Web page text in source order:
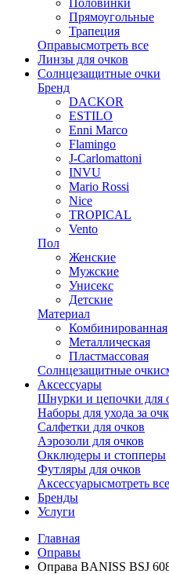
Прямоугольные
Трапеция
Оправысмотреть все
Линзы для очков
Солнцезащитные очки
Бренд
DACKOR
ESTILO
Enni Marco
Flamingo
J-Carlomattoni
INVU
Mario Rossi
Nice
TROPICAL
Vento
Пол
Женские
Мужские
Унисекс
Детские
Материал
Комбинированная
Металлическая
Пластмассовая
Солнцезащитные очки
Аксессуары
Шнурки и цепочки для
Наборы для ухода за
Салфетки для очков
Аэрозоли для очков
Окклюдеры и стопперы
Футляры для очков
Аксессуарысмотреть все
Бренды
Услуги
Главная
Оправы
Оправа BANISS BSJ